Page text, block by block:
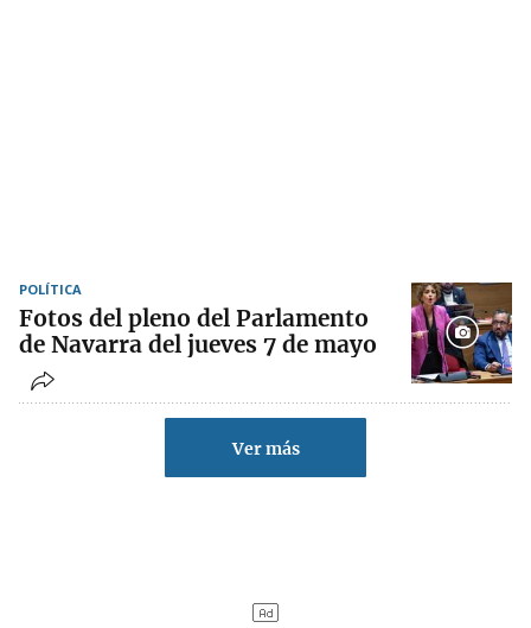
POLÍTICA
Fotos del pleno del Parlamento
de Navarra del jueves 7 de mayo
Ver más